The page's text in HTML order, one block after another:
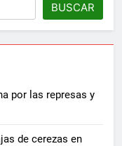
BUSCAR
por las represas y
de cerezas en